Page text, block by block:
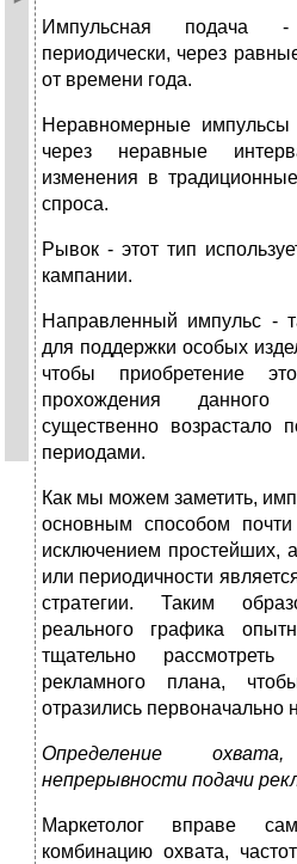
Импульсная подача
периодически, через
от времени года.
Неравномерные
через неравные
изменения в
спроса.
Рывок - этот тип
кампании.
Направленный импульс -
для поддержки особых
чтобы приобретение
прохождения данного
существенно возрастало
периодами.
Как мы можем заметить,
основным способом
исключением простейших,
или периодичности
стратегии. Таким
реального графика
тщательно рассмотреть
рекламного плана,
отразились первоначально
Определение
непрерывности подачи
Маркетолог вправе
комбинацию охвата,